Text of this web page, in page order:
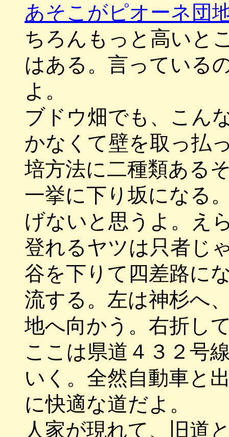
あそこがピオーネ団
ちろんもっと高いと
はある。言っている
よ。
ブドウ畑でも、こん
かなくて壁を取っ払
培方法に二種類ある
一挙に下り坂になる
げないと思うよ。え
登れるヤツは只者じ
谷を下りて四差路に
流する。左は神杉へ
地へ向かう。右折し
ここは県道４３２号
いく。全然自動車と
に快適な道だよ。
人家が現れて、旧道